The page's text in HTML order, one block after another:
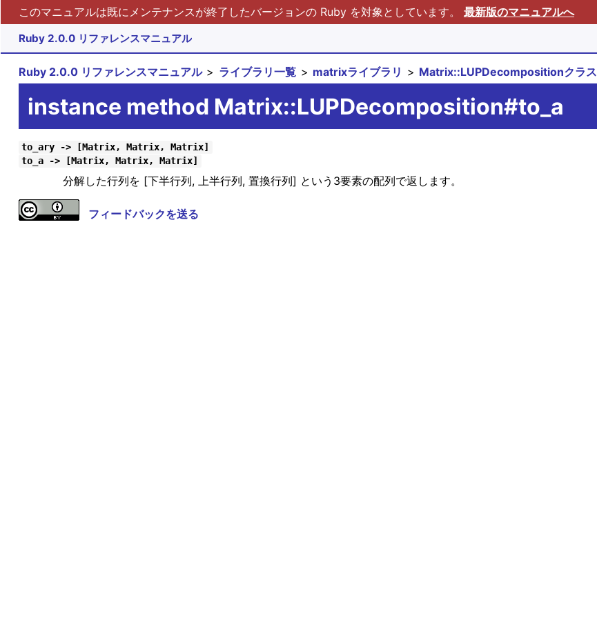
このマニュアルは既にメンテナンスが終了したバージョンの Ruby を対象としています。 最新版のマニュアルへ
Ruby 2.0.0 リファレンスマニュアル
Ruby 2.0.0 リファレンスマニュアル ライブラリ一覧 matrixライブラリ Matrix::LUPDecompositionクラス
instance method Matrix::LUPDecomposition#to_a
to_ary -> [Matrix, Matrix, Matrix]
to_a -> [Matrix, Matrix, Matrix]
分解した行列を [下半行列, 上半行列, 置換行列] という3要素の配列で返します。
フィードバックを送る